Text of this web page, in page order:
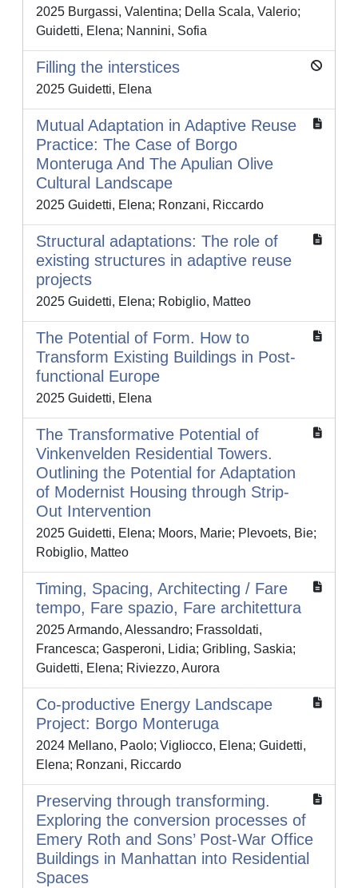
2025 Burgassi, Valentina; Della Scala, Valerio;
Guidetti, Elena; Nannini, Sofia
Filling the interstices
2025 Guidetti, Elena
Mutual Adaptation in Adaptive Reuse
Practice: The Case of Borgo
Monteruga And The Apulian Olive
Cultural Landscape
2025 Guidetti, Elena; Ronzani, Riccardo
Structural adaptations: The role of
existing structures in adaptive reuse
projects
2025 Guidetti, Elena; Robiglio, Matteo
The Potential of Form. How to
Transform Existing Buildings in Post-
functional Europe
2025 Guidetti, Elena
The Transformative Potential of
Vinkenvelden Residential Towers.
Outlining the Potential for Adaptation
of Modernist Housing through Strip-
Out Intervention
2025 Guidetti, Elena; Moors, Marie; Plevoets, Bie;
Robiglio, Matteo
Timing, Spacing, Architecting / Fare
tempo, Fare spazio, Fare architettura
2025 Armando, Alessandro; Frassoldati,
Francesca; Gasperoni, Lidia; Gribling, Saskia;
Guidetti, Elena; Riviezzo, Aurora
Co-productive Energy Landscape
Project: Borgo Monteruga
2024 Mellano, Paolo; Vigliocco, Elena; Guidetti,
Elena; Ronzani, Riccardo
Preserving through transforming.
Exploring the conversion processes of
Emery Roth and Sons’ Post-War Office
Buildings in Manhattan into Residential
Spaces